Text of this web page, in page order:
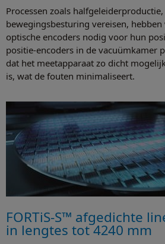
Processen zoals
bewegingsbesturing vereisen,
optische encoders nodig voor hun
positie-encoders in de vacuümkamer
dat het meetapparaat zo dicht
is, wat de fouten minimaliseert.
FORTiS-S™ afgedichte
in lengtes tot 4240 mm